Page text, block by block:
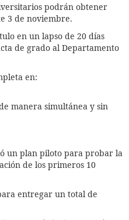
podrán obtener
3 de noviembre.
en un lapso de 20 días
de grado al Departamento
en:
manera simultánea y sin
un plan piloto para probar la
de los primeros 10
entregar un total de